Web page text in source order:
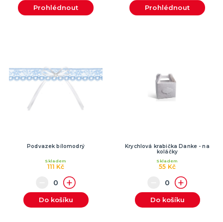
Prohlédnout Prohlédnout
Podvazek bílomodrý
111 Kč
Skladem
Do košíku
Krychlová krabička Danke - na
koláčky
55 Kč
Skladem
Do košíku